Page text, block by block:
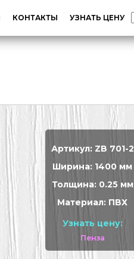
КОНТАКТЫ УЗНАТЬ ЦЕНУ
Артикул: ZB 701-2
Ширина: 1400 мм
Толщина: 0.25 мм
Материал: ПВХ
Узнать цену:
Пенза